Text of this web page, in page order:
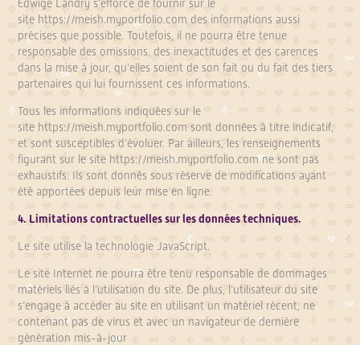
Edwige Landry s’efforce de fournir sur le
site https://meish.myportfolio.com des informations aussi
précises que possible. Toutefois, il ne pourra être tenue
responsable des omissions, des inexactitudes et des carences
dans la mise à jour, qu’elles soient de son fait ou du fait des tiers
partenaires qui lui fournissent ces informations.
Tous les informations indiquées sur le
site https://meish.myportfolio.comsont données à titre indicatif,
et sont susceptibles d’évoluer. Par ailleurs, les renseignements
figurant sur le site https://meish.myportfolio.comne sont pas
exhaustifs. Ils sont donnés sous réserve de modifications ayant
été apportées depuis leur mise en ligne.
4. Limitations contractuelles sur les données techniques.
Le site utilise la technologie JavaScript.
Le site Internet ne pourra être tenu responsable de dommages
matériels liés à l’utilisation du site. De plus, l’utilisateur du site
s’engage à accéder au site en utilisant un matériel récent, ne
contenant pas de virus et avec un navigateur de dernière
génération mis-à-jour